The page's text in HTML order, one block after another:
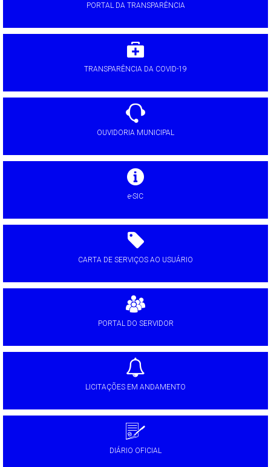
PORTAL DA TRANSPARÊNCIA
TRANSPARÊNCIA DA COVID-19
OUVIDORIA MUNICIPAL
e-SIC
CARTA DE SERVIÇOS AO USUÁRIO
PORTAL DO SERVIDOR
LICITAÇÕES EM ANDAMENTO
DIÁRIO OFICIAL